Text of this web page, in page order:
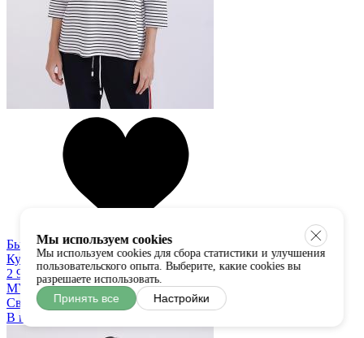
Быстрый просмотр
Купить в один клик
2 900 руб
MY-BB
Свитшот
В наличии:
Мы используем cookies
Мы используем cookies для сбора статистики и улучшения
пользовательского опыта. Выберите, какие cookies вы
разрешаете использовать.
Принять все Настройки